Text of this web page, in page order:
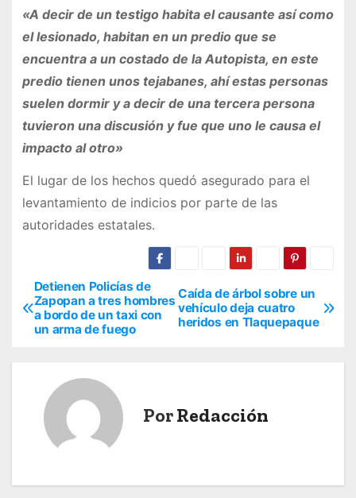
«A decir de un testigo habita el causante así como
el lesionado, habitan en un predio que se
encuentra a un costado de la Autopista, en este
predio tienen unos tejabanes, ahí estas personas
suelen dormir y a decir de una tercera persona
tuvieron una discusión y fue que uno le causa el
impacto al otro»
El lugar de los hechos quedó asegurado para el
levantamiento de indicios por parte de las
autoridades estatales.
N
a
c
Caída de árbol sobre un
vehículo deja cuatro
heridos en Tlaquepaque
Detienen Policías de
Zapopan a tres hombres
a bordo de un taxi con
un arma de fuego
PorRedacción